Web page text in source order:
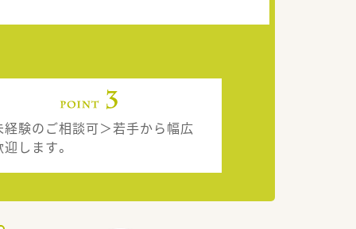
経験のご相談可＞若手から幅広
迎します。